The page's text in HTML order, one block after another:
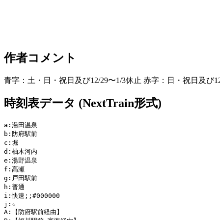
作者コメント
青字：土・日・祝日及び12/29〜1/3休止 赤字：日・祝日及び
時刻表データ (NextTrain形式)
a:湯田温泉
b:防府駅前
c:堀
d:柚木河内
e:湯野温泉
f:高瀬
g:戸田駅前
h:普通
i:快速;;#000000
j:☆
A:【防府駅前経由】